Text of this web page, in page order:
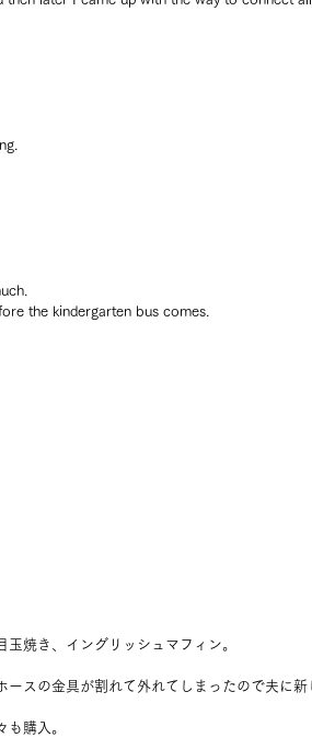
the kindergarten bus comes.
焼き、イングリッシュマフィン。
スの金具が割れて外れてしまったので夫に新
購入。